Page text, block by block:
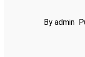
By admin